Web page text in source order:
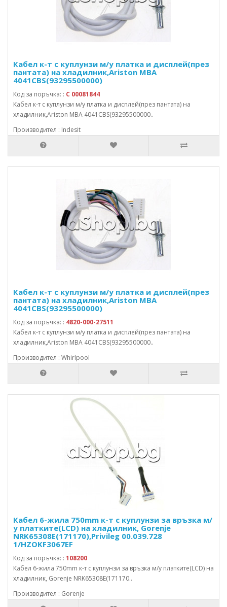
Кабел к-т с куплунзи м/у платка и дисплей(през
пантата) на хладилник,Ariston MBA
4041CBS(93295500000)
Код за поръчка: : C 00081844
Кабел к-т с куплунзи м/у платка и дисплей(през пантата) на
хладилник,Ariston MBA 4041CBS(93295500000..
Производител : Indesit
Кабел к-т с куплунзи м/у платка и дисплей(през
пантата) на хладилник,Ariston MBA
4041CBS(93295500000)
Код за поръчка: : 4820-000-27511
Кабел к-т с куплунзи м/у платка и дисплей(през пантата) на
хладилник,Ariston MBA 4041CBS(93295500000..
Производител : Whirlpool
Кабел 6-жила 750mm к-т с куплунзи за връзка м/
у платките(LCD) на хладилник, Gorenje
NRK65308E(171170),Privileg 00.039.728
1/HZOKF3067EF
Код за поръчка: : 108200
Кабел 6-жила 750mm к-т с куплунзи за връзка м/у платките(LCD) на
хладилник, Gorenje NRK65308E(171170..
Производител : Gorenje